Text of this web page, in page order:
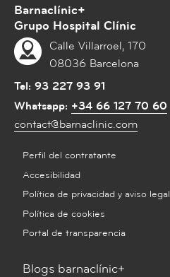
Barnaclínic+
Grupo Hospital Clínic
Calle Villarroel, 170
08036 Barcelona
Tel: 93 227 93 91
Whatsapp: +34 66 127 70 60
contact@barnaclinic.com
Perfil del contratante
Accesibilidad
Política de privacidad y aviso legal
Política de cookies
Portal de transparencia
Blogs barnaclínic+